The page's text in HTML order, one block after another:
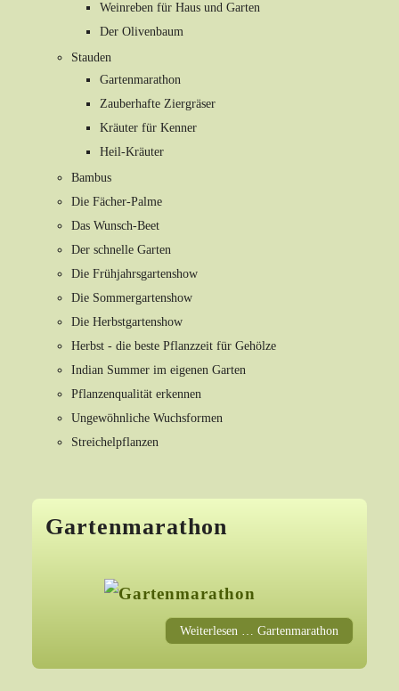
Weinreben für Haus und Garten
Der Olivenbaum
Stauden
Gartenmarathon
Zauberhafte Ziergräser
Kräuter für Kenner
Heil-Kräuter
Bambus
Die Fächer-Palme
Das Wunsch-Beet
Der schnelle Garten
Die Frühjahrsgartenshow
Die Sommergartenshow
Die Herbstgartenshow
Herbst - die beste Pflanzzeit für Gehölze
Indian Summer im eigenen Garten
Pflanzenqualität erkennen
Ungewöhnliche Wuchsformen
Streichelpflanzen
Gartenmarathon
Weiterlesen … Gartenmarathon